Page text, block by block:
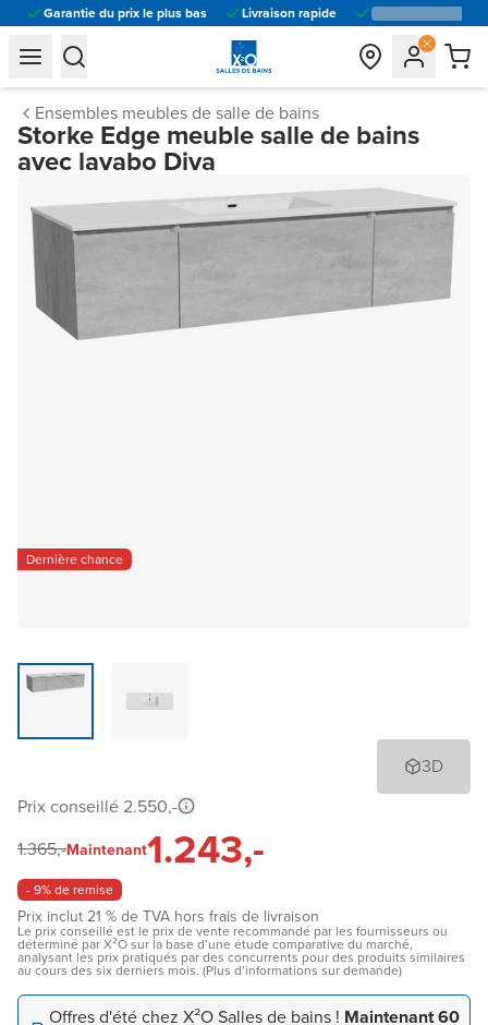
Garantie du prix le plus bas Livraison rapide
general.navigation.toggle_menu.label
general.navigation.toggle_menu.label
Ensembles meubles de salle de bains
Storke Edge meuble salle de bains
avec lavabo Diva
Dernière chance
3D
Prix conseillé 2.550,-
1.365,-Maintenant1.243,-
- 9% de remise
Prix inclut 21 % de TVA hors frais de livraison
Le prix conseillé est le prix de vente recommandé par les fournisseurs ou
déterminé par X²O sur la base d’une étude comparative du marché,
analysant les prix pratiqués par des concurrents pour des produits similaires
au cours des six derniers mois. (Plus d’informations sur demande)
Offres d'été chez X²O Salles de bains ! Maintenant 60